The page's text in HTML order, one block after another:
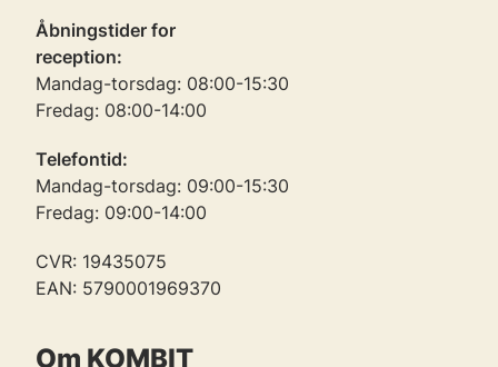
Åbningstider for
reception:
Mandag-torsdag: 08:00-15:30
Fredag: 08:00-14:00
Telefontid:
Mandag-torsdag: 09:00-15:30
Fredag: 09:00-14:00
CVR: 19435075
EAN: 5790001969370
Om KOMBIT